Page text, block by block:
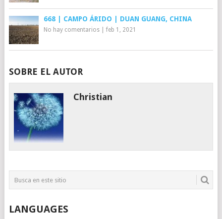
668 | CAMPO ÁRIDO | DUAN GUANG, CHINA
No hay comentarios| feb 1, 2021
SOBRE EL AUTOR
Christian
LANGUAGES